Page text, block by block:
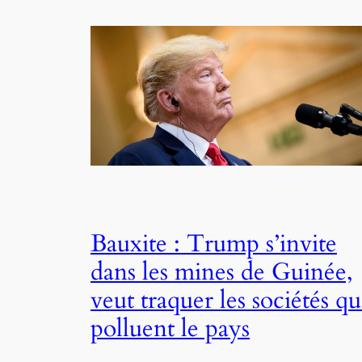
Bauxite : Trump s’invite
dans les mines de Guinée,
veut traquer les sociétés
polluent le pays